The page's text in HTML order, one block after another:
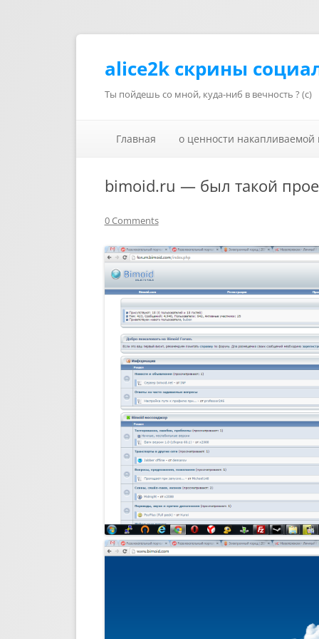
alice2k скрины
Ты пойдешь со мной, куда-ниб в вечность ? (с)
Главная
о ценности
bimoid.ru — был такой
0 Comments